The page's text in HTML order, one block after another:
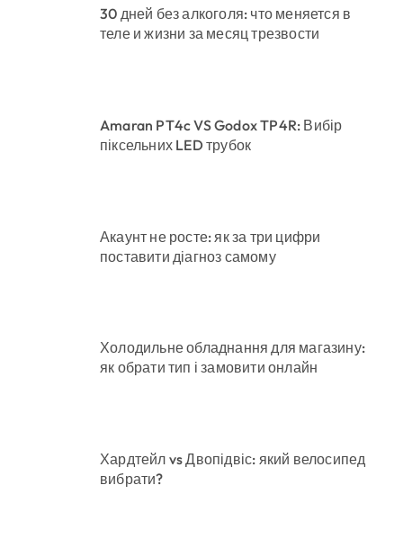
30 дней без алкоголя: что меняется в
теле и жизни за месяц трезвости
Amaran PT4c VS Godox TP4R: Вибір
піксельних LED трубок
Акаунт не росте: як за три цифри
поставити діагноз самому
Холодильне обладнання для магазину:
як обрати тип і замовити онлайн
Хардтейл vs Двопідвіс: який велосипед
вибрати?